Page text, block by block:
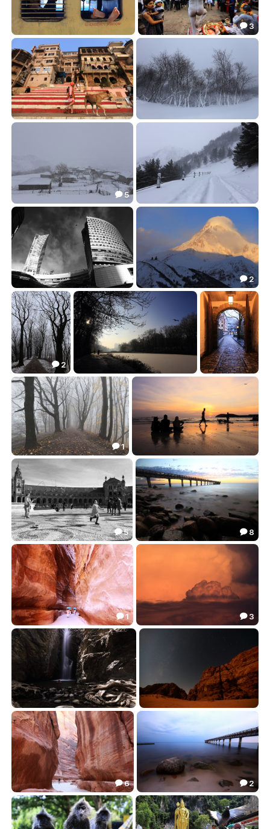
***
26.25
***
 3
*** ***
Деревенька
 5
***
***
7.60
Казбек просыпается
28.09
 2
***
 40.92
 2
***
23.93
***
***

 1
СтатикаVsДинамика
19.04
Детство в пузырях
21.06
 5
***
 8
Зонтики
21.74
 1
Сновидения
 3
***
33.98
Звездная
 20.14
***
41.72
 6
После грозы
50.77
 2